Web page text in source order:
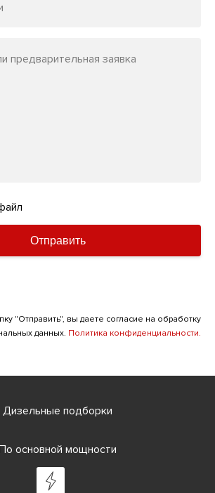
предварительная заявка
Отправить
"Отправить", вы даете согласие на обработку
данных. Политика конфиденциальности.
Дизельные подборки
основной мощности